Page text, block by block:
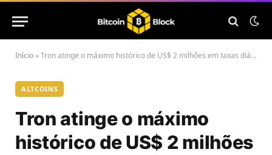
Início »Tron atinge o máximo histórico de US$ 2 milhões em taxas diárias
ALTCOINS
Tron atinge o máximo
histórico de US$ 2 milhões